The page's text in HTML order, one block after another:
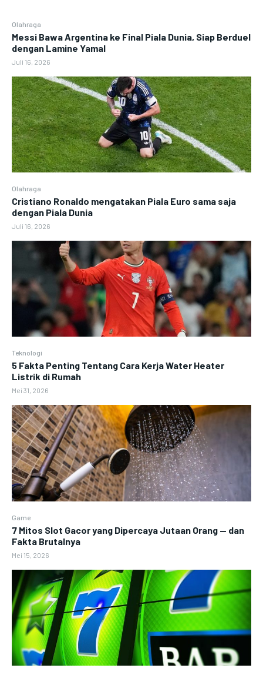
Olahraga
Messi Bawa Argentina ke Final Piala Dunia, Siap Berduel
dengan Lamine Yamal
Juli 16, 2026
Olahraga
Cristiano Ronaldo mengatakan Piala Euro sama saja
dengan Piala Dunia
Juli 16, 2026
Teknologi
5 Fakta Penting Tentang Cara Kerja Water Heater
Listrik di Rumah
Mei 31, 2026
Game
7 Mitos Slot Gacor yang Dipercaya Jutaan Orang — dan
Fakta Brutalnya
Mei 15, 2026